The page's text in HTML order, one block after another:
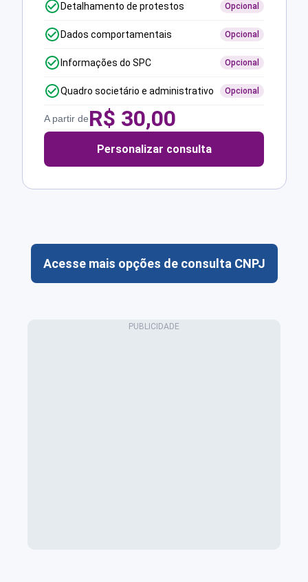
Detalhamento de protestos Opcional
Dados comportamentais Opcional
Informações do SPC Opcional
Quadro societário e administrativo Opcional
A partir deR$ 30,00
Personalizar consulta
Acesse mais opções de consulta CNPJ